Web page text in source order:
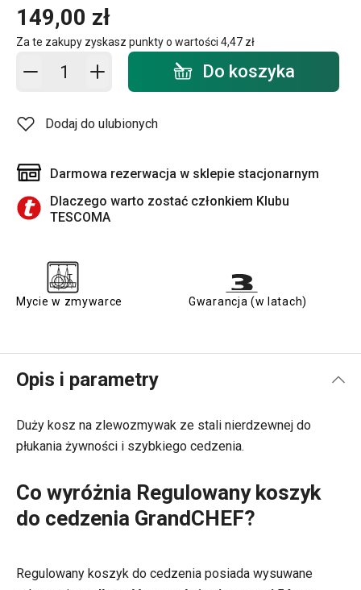
149,00 zł
Za te zakupy zyskasz punkty o wartości 4,47 zł
Dodaj do koszyka - ilość Do koszyka
Dodaj do ulubionych
Darmowa rezerwacja w sklepie stacjonarnym
Dlaczego warto zostać członkiem Klubu
TESCOMA
Mycie w zmywarce Gwarancja (w latach)
Opis i parametry
Duży kosz na zlewozmywak ze stali nierdzewnej do
płukania żywności i szybkiego cedzenia.
Co wyróżnia Regulowany koszyk
do cedzenia GrandCHEF?
Regulowany koszyk do cedzenia posiada wysuwane